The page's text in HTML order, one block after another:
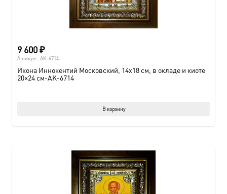
9 600₽
Артикул: AK-6714
Икона Иннокентий Московский, 14х18 см, в окладе и киоте
20×24 см-AK-6714
В корзину